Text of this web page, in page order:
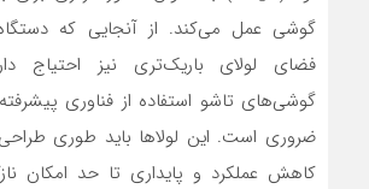
گوشی عمل می‌کند. از آنجایی که
فضای لولای باریک‌تری نیز احتیاج
گوشی‌های تاشو استفاده از فناوری
ضروری است. این لولاها باید طوری
کاهش عملکرد و پایداری تا حد امکان